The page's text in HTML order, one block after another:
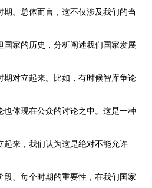
。总体而言，这不仅涉及我们的当
国家的历史，分析阐述我们国家发展
期对立起来。比如，有时候智库争论
也体现在公众的讨论之中。这是一种
起来，我们认为这是绝对不能允许
段、每个时期的重要性，在我们国家